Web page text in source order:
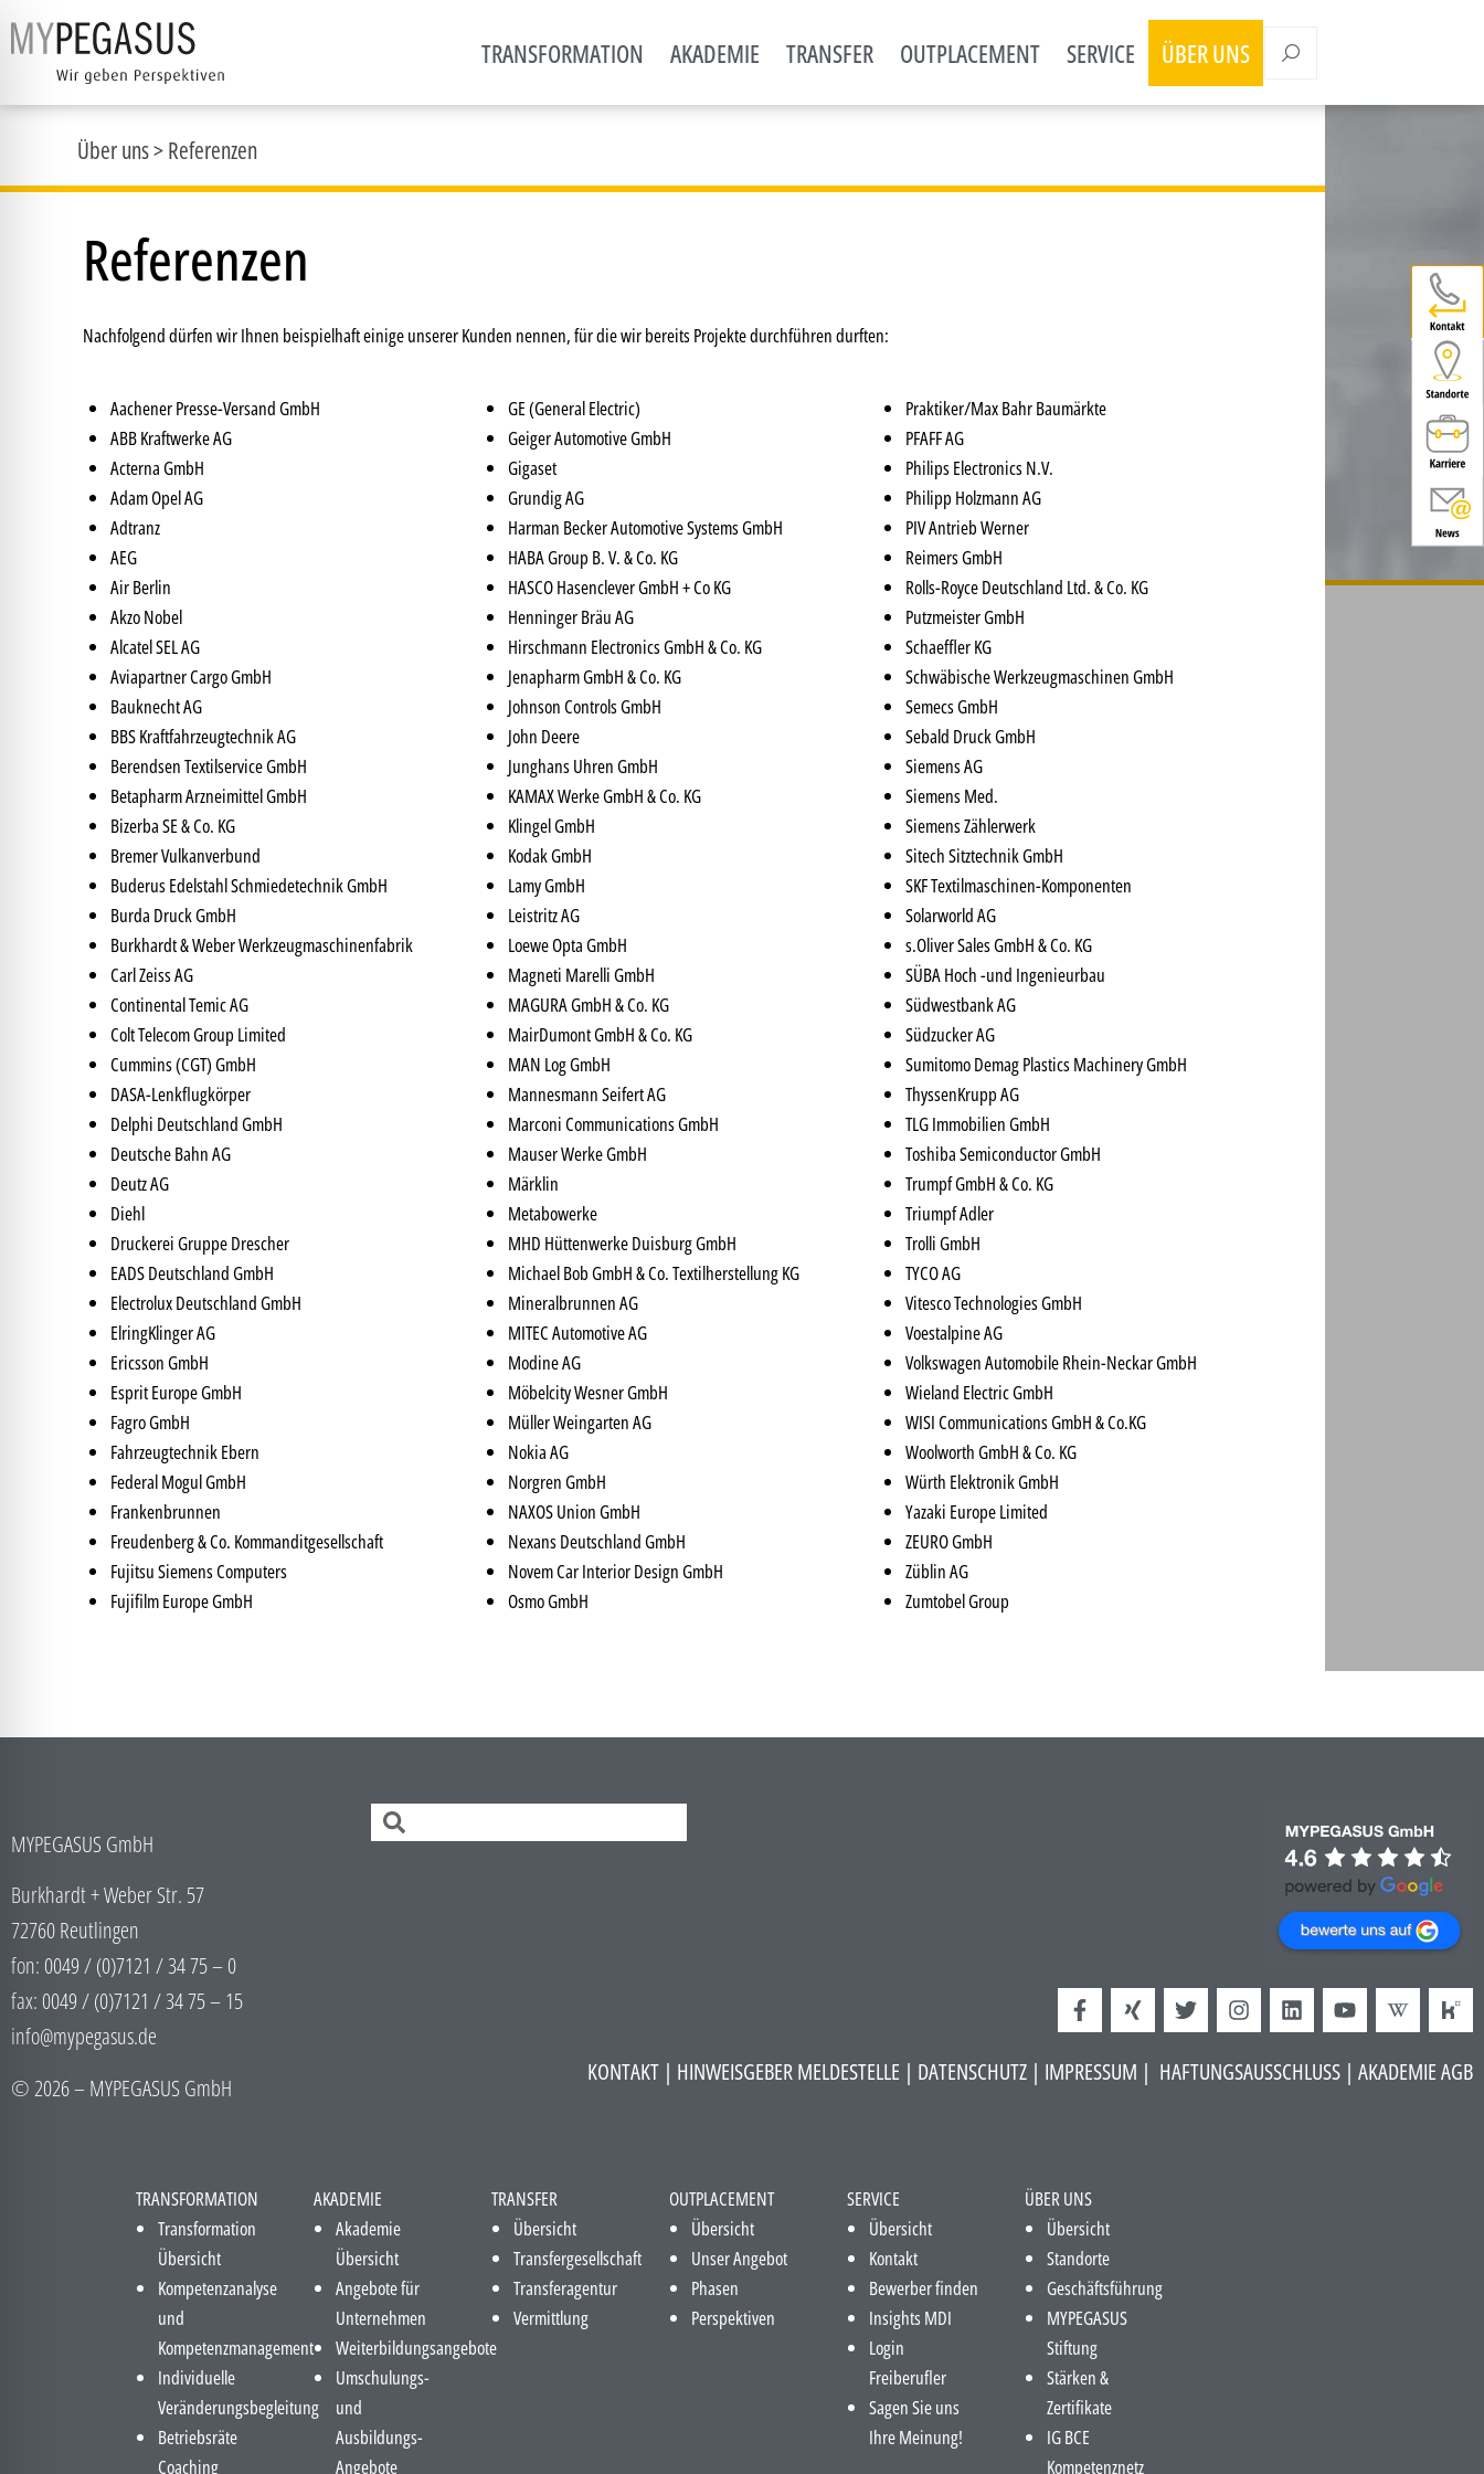
TRANSFORMATION AKADEMIE TRANSFER OUTPLACEMENT SERVICE ÜBER UNS
Über uns>Referenzen
Referenzen
Nachfolgend dürfen wir Ihnen beispielhaft einige unserer Kunden nennen, für die wir bereits Projekte durchführen durften:
Aachener Presse-Versand GmbH
ABB Kraftwerke AG
Acterna GmbH
Adam Opel AG
Adtranz
AEG
Air Berlin
Akzo Nobel
Alcatel SEL AG
Aviapartner Cargo GmbH
Bauknecht AG
BBS Kraftfahrzeugtechnik AG
Berendsen Textilservice GmbH
Betapharm Arzneimittel GmbH
Bizerba SE & Co. KG
Bremer Vulkanverbund
Buderus Edelstahl Schmiedetechnik GmbH
Burda Druck GmbH
Burkhardt & Weber Werkzeugmaschinenfabrik
Carl Zeiss AG
Continental Temic AG
Colt Telecom Group Limited
Cummins (CGT) GmbH
DASA-Lenkflugkörper
Delphi Deutschland GmbH
Deutsche Bahn AG
Deutz AG
Diehl
Druckerei Gruppe Drescher
EADS Deutschland GmbH
Electrolux Deutschland GmbH
ElringKlinger AG
Ericsson GmbH
Esprit Europe GmbH
Fagro GmbH
Fahrzeugtechnik Ebern
Federal Mogul GmbH
Frankenbrunnen
Freudenberg & Co. Kommanditgesellschaft
Fujitsu Siemens Computers
Fujifilm Europe GmbH
GE (General Electric)
Geiger Automotive GmbH
Gigaset
Grundig AG
Harman Becker Automotive Systems GmbH
HABA Group B. V. & Co. KG
HASCO Hasenclever GmbH + Co KG
Henninger Bräu AG
Hirschmann Electronics GmbH & Co. KG
Jenapharm GmbH & Co. KG
Johnson Controls GmbH
John Deere
Junghans Uhren GmbH
KAMAX Werke GmbH & Co. KG
Klingel GmbH
Kodak GmbH
Lamy GmbH
Leistritz AG
Loewe Opta GmbH
Magneti Marelli GmbH
MAGURA GmbH & Co. KG
MairDumont GmbH & Co. KG
MAN Log GmbH
Mannesmann Seifert AG
Marconi Communications GmbH
Mauser Werke GmbH
Märklin
Metabowerke
MHD Hüttenwerke Duisburg GmbH
Michael Bob GmbH & Co. Textilherstellung KG
Mineralbrunnen AG
MITEC Automotive AG
Modine AG
Möbelcity Wesner GmbH
Müller Weingarten AG
Nokia AG
Norgren GmbH
NAXOS Union GmbH
Nexans Deutschland GmbH
Novem Car Interior Design GmbH
Osmo GmbH
Praktiker/Max Bahr Baumärkte
PFAFF AG
Philips Electronics N.V.
Philipp Holzmann AG
PIV Antrieb Werner
Reimers GmbH
Rolls-Royce Deutschland Ltd. & Co. KG
Putzmeister GmbH
Schaeffler KG
Schwäbische Werkzeugmaschinen GmbH
Semecs GmbH
Sebald Druck GmbH
Siemens AG
Siemens Med.
Siemens Zählerwerk
Sitech Sitztechnik GmbH
SKF Textilmaschinen-Komponenten
Solarworld AG
s.Oliver Sales GmbH & Co. KG
SÜBA Hoch -und Ingenieurbau
Südwestbank AG
Südzucker AG
Sumitomo Demag Plastics Machinery GmbH
ThyssenKrupp AG
TLG Immobilien GmbH
Toshiba Semiconductor GmbH
Trumpf GmbH & Co. KG
Triumpf Adler
Trolli GmbH
TYCO AG
Vitesco Technologies GmbH
Voestalpine AG
Volkswagen Automobile Rhein-Neckar GmbH
Wieland Electric GmbH
WISI Communications GmbH & Co.KG
Woolworth GmbH & Co. KG
Würth Elektronik GmbH
Yazaki Europe Limited
ZEURO GmbH
Züblin AG
Zumtobel Group
MYPEGASUS GmbH
Burkhardt + Weber Str. 57
72760 Reutlingen
fon: 0049 / (0)7121 / 34 75 – 0
fax: 0049 / (0)7121 / 34 75 – 15
info@mypegasus.de
© 2026 – MYPEGASUS GmbH
KONTAKT| HINWEISGEBER MELDESTELLE | DATENSCHUTZ| IMPRESSUM | HAFTUNGSAUSSCHLUSS​| AKADEMIE AGB
TRANSFORMATION
Transformation
Übersicht
Kompetenzanalyse
und
Kompetenzmanagement
Individuelle
Veränderungsbegleitung
Betriebsräte
Coaching
AKADEMIE
Akademie
Übersicht
Angebote für
Unternehmen
Weiterbildungsangebote
Umschulungs-
und
Ausbildungs-
Angebote
TRANSFER
Übersicht
Transfergesellschaft
Transferagentur
Vermittlung
OUTPLACEMENT
Übersicht
Unser Angebot
Phasen
Perspektiven
SERVICE
Übersicht
Kontakt
Bewerber finden
Insights MDI
Login
Freiberufler
Sagen Sie uns
Ihre Meinung!
ÜBER UNS
Übersicht
Standorte
Geschäftsführung
MYPEGASUS
Stiftung
Stärken &
Zertifikate
IG BCE
Kompetenznetz